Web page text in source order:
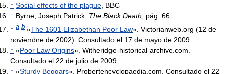
↑ Social effects of the plague , BBC
↑ Byrne, Joseph Patrick. The Black Death , pág. 66.
↑ a b «The 1601 Elizabethan Poor Law». Victorianweb.org (12 de
noviembre de 2002). Consultado el 17 de mayo de 2009.
↑ «Poor Law Origins». Witheridge-historical-archive.com.
Consultado el 22 de julio de 2009.
↑ «Sturdy Beggars». Probertencyclopaedia.com. Consultado el 22